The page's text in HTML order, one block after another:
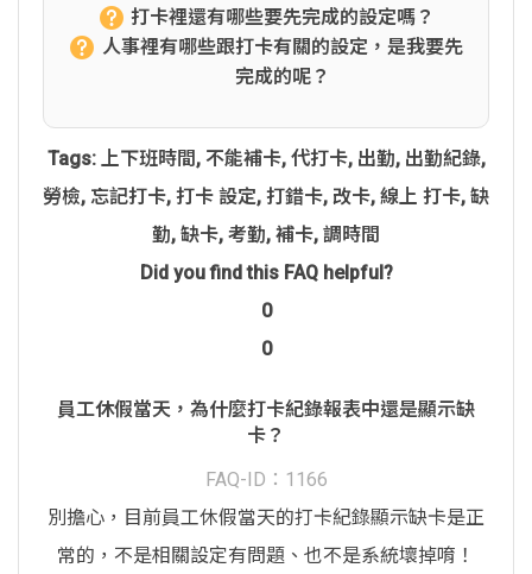
打卡裡還有哪些要先完成的設定嗎？
人事裡有哪些跟打卡有關的設定，是我要先
完成的呢？
Tags: 上下班時間 , 不能補卡, 代打卡, 出勤, 出勤紀錄,
勞檢, 忘記打卡, 打卡 設定, 打錯卡, 改卡, 線上 打卡, 缺
勤, 缺卡, 考勤, 補卡, 調時間
Did you find this FAQ helpful?
0
0
員工休假當天，為什麼打卡紀錄報表中還是顯示缺
卡？
FAQ-ID：1166
別擔心，目前員工休假當天的打卡紀錄顯示缺卡是正
常的，不是相關設定有問題、也不是系統壞掉唷！